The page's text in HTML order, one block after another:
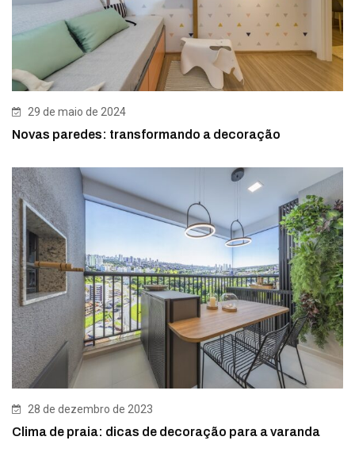
29 de maio de 2024
Novas paredes: transformando a decoração
28 de dezembro de 2023
Clima de praia: dicas de decoração para a varanda